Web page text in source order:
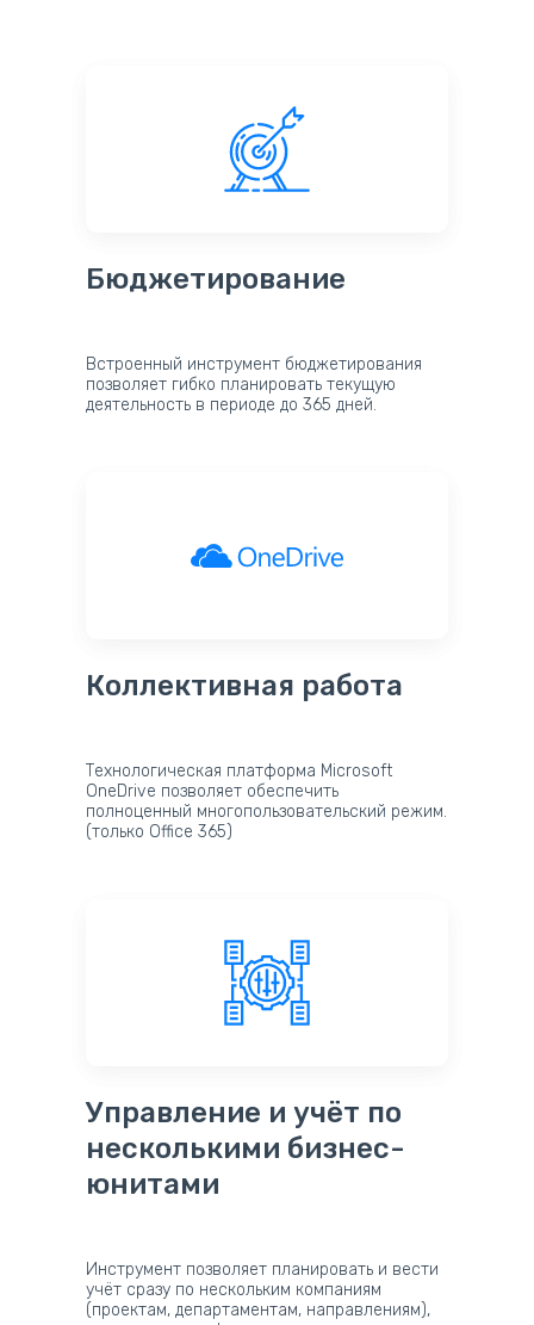
Бюджетирование
Встроенный инструмент бюджетирования
позволяет гибко планировать текущую
деятельность в периоде до 365 дней.
Коллективная работа
Технологическая платформа Microsoft
OneDrive позволяет обеспечить
полноценный многопользовательский режим.
(только Office 365)
Управление и учёт по
несколькими бизнес-
юнитами
Инструмент позволяет планировать и вести
учёт сразу по нескольким компаниям
(проектам, департаментам, направлениям),